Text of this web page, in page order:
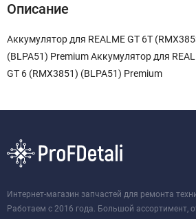
Описание
Аккумулятор для REALME GT 6T
(BLPA51) Premium Аккумулятор для
GT 6 (RMX3851) (BLPA51) Premium
Интернет-магазин запчастей для ремонта
Работаем с 2016 года. Большой ассортимент,